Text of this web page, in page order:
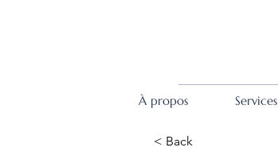
À propos Services
< Back